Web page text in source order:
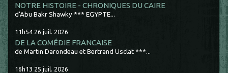
NOTRE HISTOIRE - CHRONIQUES DU CAIRE
d'Abu Bakr Shawky *** EGYPTE...
11h54 26 juil. 2026
DE LA COMÉDIE FRANCAISE
de Martin Darondeau et Bertrand Usclat ***...
16h13 25 juil. 2026